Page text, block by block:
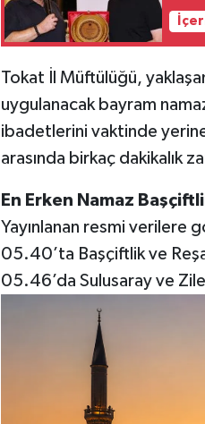
Tokat İl Müftülüğü,
uygulanacak bayram
ibadetlerini vaktinde
arasında birkaç dakikalık
En Erken Namaz
Yayınlanan resmi verilere
05.40’ta Başçiftlik ve
05.46’da Sulusaray ve